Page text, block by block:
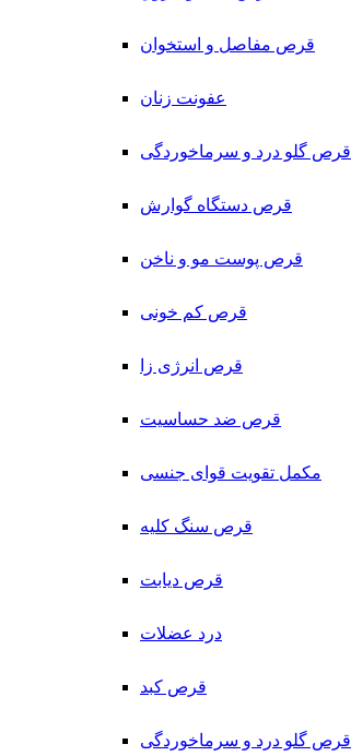
قرص مفاصل و استخوان
عفونت زنان
قرص گلو درد و سرماخوردگی
قرص دستگاه گوارش
قرص پوست مو و ناخن
قرص کم خونی
قرص انرژی زا
قرص ضد حساسیت
مکمل تقویت قوای جنسی
قرص سنگ کلیه
قرص دیابت
درد عضلات
قرص کبد
قرص گلو درد و سرماخوردگی